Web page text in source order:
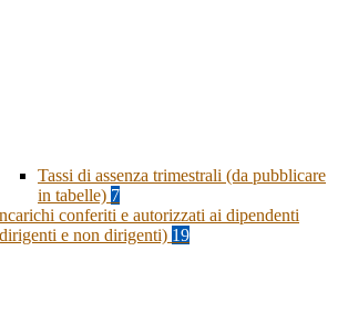
Tassi di assenza trimestrali (da pubblicare
in tabelle) 7
conferiti e autorizzati ai dipendenti
e non dirigenti) 19